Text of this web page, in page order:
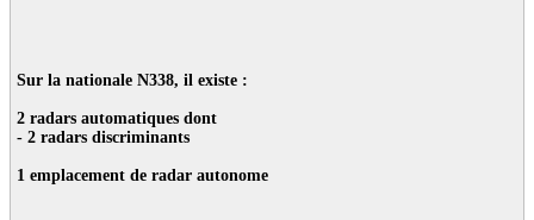
Sur la nationale N338, il existe :
2 radars automatiques dont
- 2 radars discriminants
1 emplacement de radar autonome